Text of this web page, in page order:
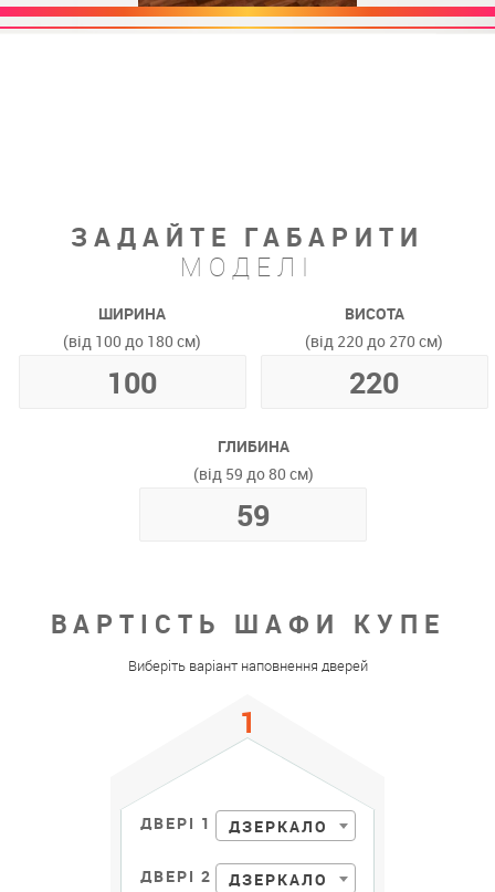
ЗАДАЙТЕ ГАБАРИТИ
МОДЕЛІ
ШИРИНА
(від 100 до 180 см)
ВИСОТА
(від 220 до 270 см)
ГЛИБИНА
(від 59 до 80 см)
ВАРТІСТЬ ШАФИ КУПЕ
Виберіть варіант наповнення дверей
ДВЕРІ 1 ДЗЕРКАЛО
ДВЕРІ 2 ДЗЕРКАЛО